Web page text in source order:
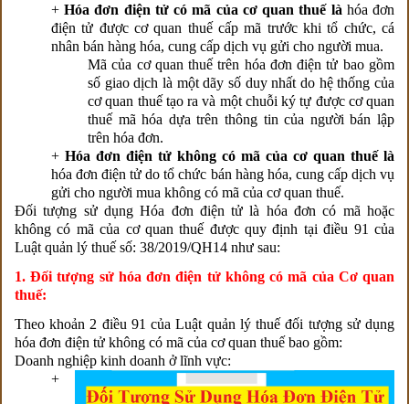
+Hóa đơn điện tử có mã của cơ quan thuế là hóa đơn
điện tử được cơ quan thuế cấp mã trước khi tổ chức, cá
nhân bán hàng hóa, cung cấp dịch vụ gửi cho người mua.
Mã của cơ quan thuế trên hóa đơn điện tử bao gồm
số giao dịch là một dãy số duy nhất do hệ thống của
cơ quan thuế tạo ra và một chuỗi ký tự được cơ quan
thuế mã hóa dựa trên thông tin của người bán lập
trên hóa đơn.
+ Hóa đơn điện tử không có mã của cơ quan thuế là
hóa đơn điện tử do tổ chức bán hàng hóa, cung cấp dịch vụ
gửi cho người mua không có mã của cơ quan thuế.
Đối tượng sử dụng Hóa đơn điện tử là hóa đơn có mã hoặc
không có mã của cơ quan thuế được quy định tại điều 91 của
Luật quản lý thuế số: 38/2019/QH14 như sau:
1. Đối tượng sử hóa đơn điện tử không có mã của Cơ quan
thuế:
Theo khoản 2 điều 91 của Luật quản lý thuế đối tượng sử dụng
hóa đơn điện tử không có mã của cơ quan thuế bao gồm:
Doanh nghiệp kinh doanh ở lĩnh vực:
+